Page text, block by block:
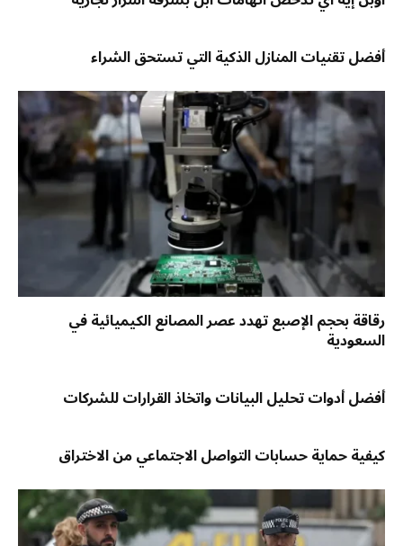
أفضل تقنيات المنازل الذكية التي تستحق الشراء
رقاقة بحجم الإصبع تهدد عصر المصانع الكيميائية في
السعودية
أفضل أدوات تحليل البيانات واتخاذ القرارات للشركات
كيفية حماية حسابات التواصل الاجتماعي من الاختراق